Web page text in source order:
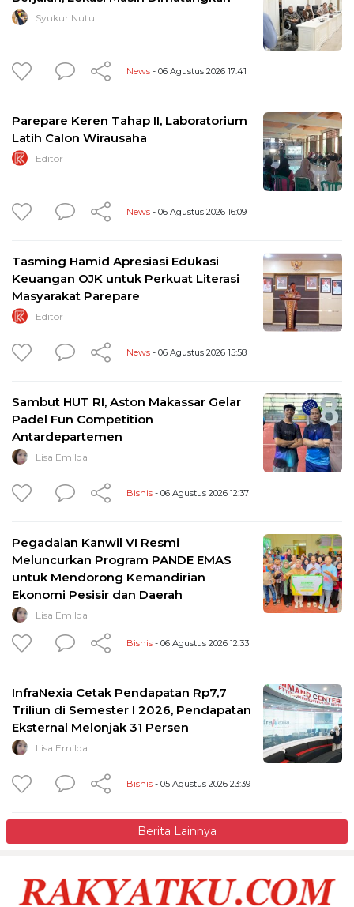
Syukur Nutu
News - 06 Agustus 2026 17:41
Parepare Keren Tahap II, Laboratorium
Latih Calon Wirausaha
Editor
News - 06 Agustus 2026 16:09
Tasming Hamid Apresiasi Edukasi
Keuangan OJK untuk Perkuat Literasi
Masyarakat Parepare
Editor
News - 06 Agustus 2026 15:58
Sambut HUT RI, Aston Makassar Gelar
Padel Fun Competition
Antardepartemen
Lisa Emilda
Bisnis - 06 Agustus 2026 12:37
Pegadaian Kanwil VI Resmi
Meluncurkan Program PANDE EMAS
untuk Mendorong Kemandirian
Ekonomi Pesisir dan Daerah
Lisa Emilda
Bisnis - 06 Agustus 2026 12:33
InfraNexia Cetak Pendapatan Rp7,7
Triliun di Semester I 2026, Pendapatan
Eksternal Melonjak 31 Persen
Lisa Emilda
Bisnis - 05 Agustus 2026 23:39
Berita Lainnya